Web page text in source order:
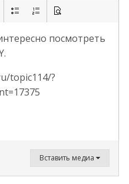
посмотреть
topic114/?
Вставить медиа